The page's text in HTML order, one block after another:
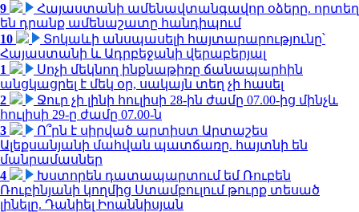
9
Հայաստանի ամենավտանգավոր օձերը. որտեղ
են դրանք ամենաշատը հանդիպում
10
Տոկաևի անսպասելի հայտարարությունը՝
Հայաստանի և Ադրբեջանի վերաբերյալ
1
Սոչի մեկնող ինքնաթիռը ճանապարհին
անցկացրել է մեկ օր, սակայն տեղ չի հասել
2
Ջուր չի լինի հուլիսի 28-ին ժամը 07.00-ից մինչև
հուլիսի 29-ը ժամը 07.00-ն
3
Ո՞րն է սիրված արտիստ Արտաշես
Ալեքսանյանի մահվան պատճառը. հայտնի են
մանրամասներ
4
Խստորեն դատապարտում եմ Ռուբեն
Ռուբինյանի կողմից Ստամբուլում թուրք տեսած
լինելը. Դանիել Իոաննիսյան